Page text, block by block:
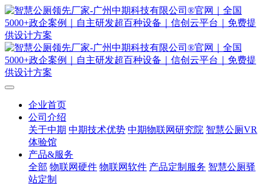
企业首页
公司介绍
关于中期 中期技术优势 中期物联网研究院 智慧公厕VR
体验馆
产品&服务
全部 物联网硬件 物联网软件 产品定制服务 智慧公厕驿
站定制